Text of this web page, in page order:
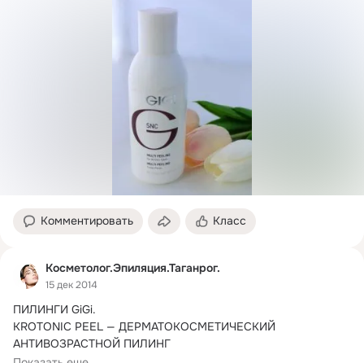
Комментировать Класс
Косметолог.Эпиляция.Таганрог.
15 дек 2014
ПИЛИНГИ GiGi.
KROTONIC PEEL — ДЕРМАТОКОСМЕТИЧЕСКИЙ
АНТИВОЗРАСТНОЙ ПИЛИНГ